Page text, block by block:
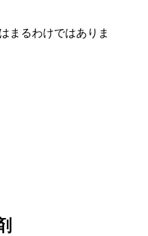
まるわけではありま